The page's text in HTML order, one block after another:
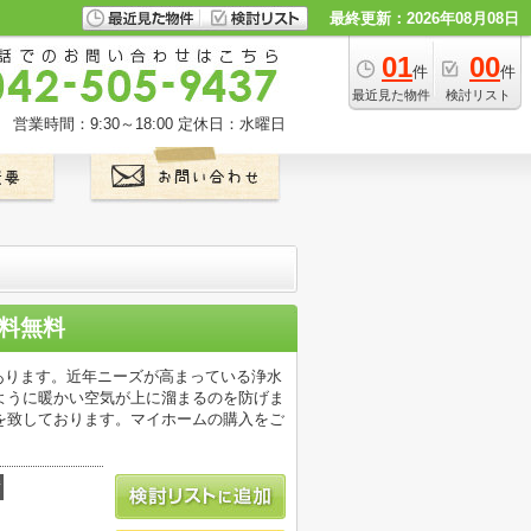
最終更新：2026年08月08日
01件
最近見た物件
00件
検討リスト
営業時間：9:30～18:00 定休日：水曜日
無料
ます。近年ニーズが高まっている浄水
に暖かい空気が上に溜まるのを防げま
しております。マイホームの購入をご